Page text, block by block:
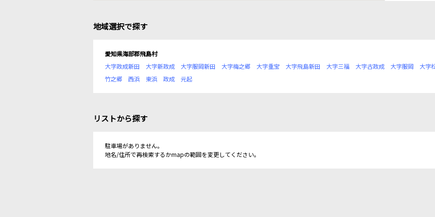
地域選択で探す
愛知県海部郡飛島村
大字政成新田
大字新政成 大字服岡新田 大字梅之郷 大字重宝 大字飛島新田 大字三福 大字古政成 大字服岡 大字
竹之郷
西浜 東浜 政成 元起
リストから探す
駐車場がありません。
地名/住所で再検索するかmapの範囲を変更してください。